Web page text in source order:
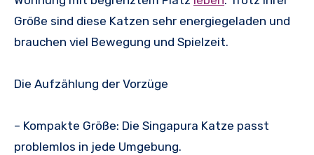
Größe sind diese Katzen sehr energiegeladen und
brauchen viel Bewegung und Spielzeit.
Die Aufzählung der Vorzüge
– Kompakte Größe: Die Singapura Katze passt
problemlos in jede Umgebung.